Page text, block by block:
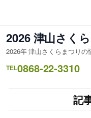
を
ス
キ
ッ
2026 津山さく
2026年 津山さくらまつりの
TEL0868-22-3310
記